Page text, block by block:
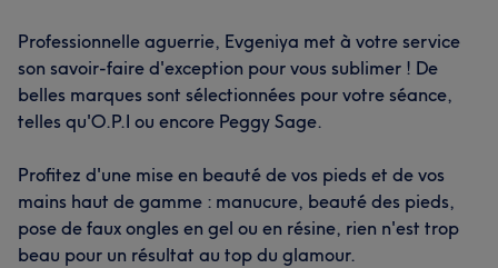
Professionnelle aguerrie, Evgeniya met à votre service
son savoir-faire d'exception pour vous sublimer ! De
belles marques sont sélectionnées pour votre séance,
telles qu'O.P.I ou encore Peggy Sage.
Profitez d'une mise en beauté de vos pieds et de vos
mains haut de gamme : manucure, beauté des pieds,
pose de faux ongles en gel ou en résine, rien n'est trop
beau pour un résultat au top du glamour.